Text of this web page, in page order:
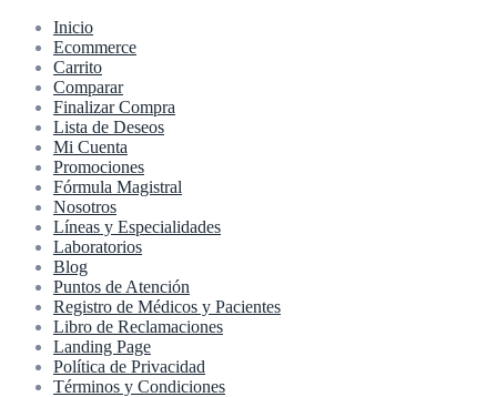
Inicio
Ecommerce
Carrito
Comparar
Finalizar Compra
Lista de Deseos
Mi Cuenta
Promociones
Fórmula Magistral
Nosotros
Líneas y Especialidades
Laboratorios
Blog
Puntos de Atención
Registro de Médicos y Pacientes
Libro de Reclamaciones
Landing Page
Política de Privacidad
Términos y Condiciones